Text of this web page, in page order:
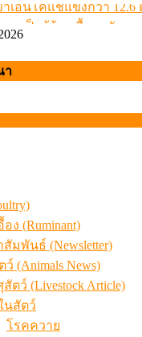
องเป็นผู้ร้ายเบื้องหลังร
าร์มปรับขึ้นอีก 6 บาท/แผ
ากลางโคเนื้อ” แก้ปัญห
า
อง (Ruminant)
มพันธ์ (Newsletter)
(Animals News)
ตว์ (Livestock Article)
นสัตว์
โรคควาย